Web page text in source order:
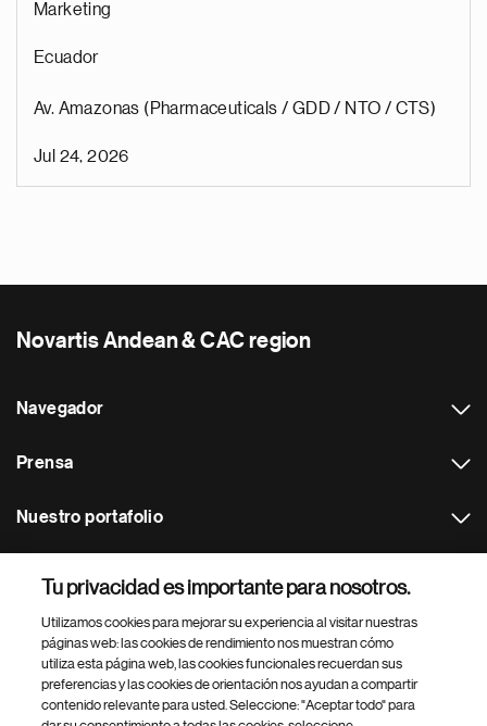
Marketing
Ecuador
Av. Amazonas (Pharmaceuticals / GDD / NTO / CTS)
Jul 24, 2026
Novartis Andean & CAC region
Navegador
Prensa
Nuestro portafolio
Footer Site Search
Tu privacidad es importante para nosotros.
Utilizamos cookies para mejorar su experiencia al visitar nuestras
páginas web: las cookies de rendimiento nos muestran cómo
utiliza esta página web, las cookies funcionales recuerdan sus
preferencias y las cookies de orientación nos ayudan a compartir
contenido relevante para usted. Seleccione: "Aceptar todo" para